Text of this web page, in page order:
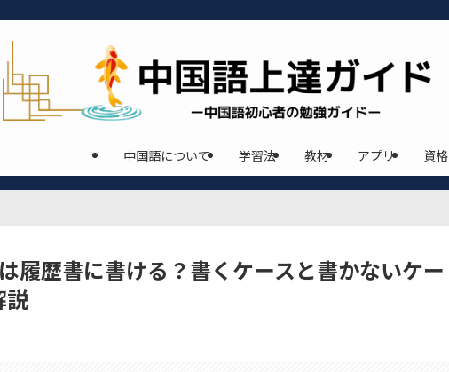
中国語について 学習法 教材 アプリ 資格
履歴書に書ける？書くケースと書かないケー
説